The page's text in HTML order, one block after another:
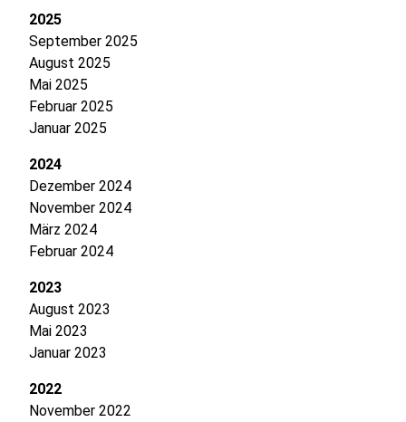
2025
September 2025
August 2025
Mai 2025
Februar 2025
Januar 2025
2024
Dezember 2024
November 2024
März 2024
Februar 2024
2023
August 2023
Mai 2023
Januar 2023
2022
November 2022